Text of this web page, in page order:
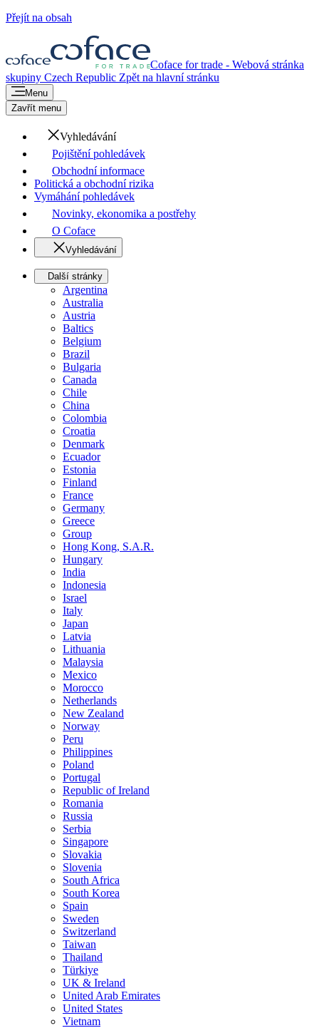
Přejít na obsah
Coface for trade - Webová stránka
skupiny Czech Republic Zpět na hlavní stránku
Menu
Zavřít menu
Vyhledávání
Pojištění pohledávek
Obchodní informace
Politická a obchodní rizika
Vymáhání pohledávek
Novinky, ekonomika a postřehy
O Coface
Vyhledávání
Další stránky
Argentina
Australia
Austria
Baltics
Belgium
Brazil
Bulgaria
Canada
Chile
China
Colombia
Croatia
Denmark
Ecuador
Estonia
Finland
France
Germany
Greece
Group
Hong Kong, S.A.R.
Hungary
India
Indonesia
Israel
Italy
Japan
Latvia
Lithuania
Malaysia
Mexico
Morocco
Netherlands
New Zealand
Norway
Peru
Philippines
Poland
Portugal
Republic of Ireland
Romania
Russia
Serbia
Singapore
Slovakia
Slovenia
South Africa
South Korea
Spain
Sweden
Switzerland
Taiwan
Thailand
Türkiye
UK & Ireland
United Arab Emirates
United States
Vietnam